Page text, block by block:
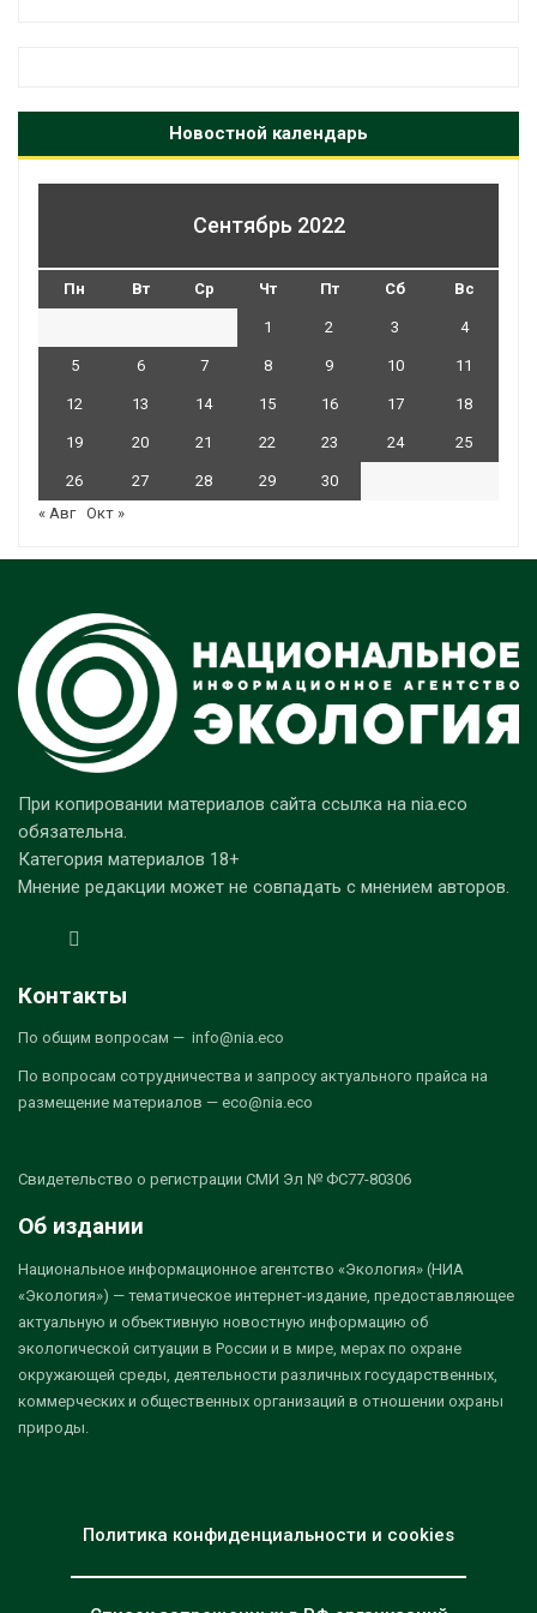
Новостной календарь
Сентябрь 2022
Пн Вт Ср Чт Пт Сб Вс
1 2 3 4
5 6 7 8 9 10 11
12 13 14 15 16 17 18
19 20 21 22 23 24 25
26 27 28 29
30
« Авг Окт »
При копировании материалов сайта ссылка на nia.eco
обязательна.
Категория материалов 18+
Мнение редакции может не совпадать с мнением авторов.
Контакты
По общим вопросам — info@nia.eco
По вопросам сотрудничества и запросу актуального прайса на
размещение материалов — eco@nia.eco
Свидетельство о регистрации СМИ Эл № ФС77-80306
Об издании
Национальное информационное агентство «Экология» (НИА
«Экология») — тематическое интернет-издание, предоставляющее
актуальную и объективную новостную информацию об
экологической ситуации в России и в мире, мерах по охране
окружающей среды, деятельности различных государственных,
коммерческих и общественных организаций в отношении охраны
природы.
Политика конфиденциальности и cookies